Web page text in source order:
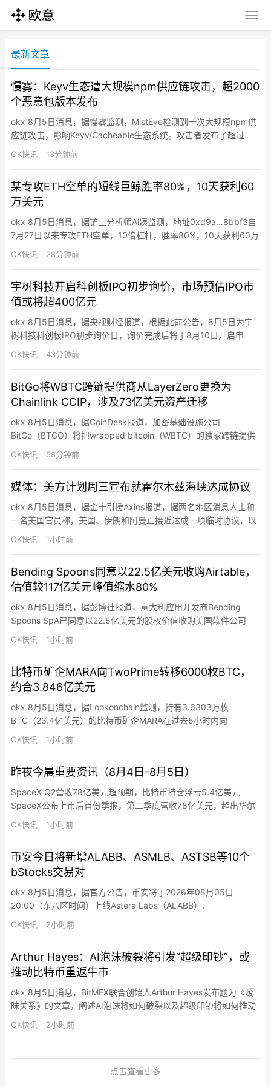
最新文章
慢雾：Keyv生态遭大规模npm供应链攻击，超2000
个恶意包版本发布
okx 8月5日消息，据慢雾监测，MistEye检测到一次大规模npm供
应链攻击，影响Keyv/Cacheable生态系统。攻击者发布了超过
2,000个恶意包版本，包括keyv@6.0.0。Keyv是广泛使用的键值
存储抽象库，支持Redis、SQLite、PostgreSQL、MongoDB等后
法…
OK快讯 13分钟前
某专攻ETH空单的短线巨鲸胜率80%，10天获利60
万美元
okx 8月5日消息，据链上分析师Ai姨监测，地址0xd9a…8bbf3自
7月27日以来专攻ETH空单，10倍杠杆，胜率80%，10天获利60万
美元。其20次做空中半数持仓仅约1小时，10分钟前再次开启
1.451962万枚ETH空单（2721万美元），开仓价1874.2美元，每
OK快讯 28分钟前
宇树科技开启科创板IPO初步询价，市场预估IPO市
值或将超400亿元
okx 8月5日消息，据央视财经报道，根据此前公告，8月5日为宇
树科技科创板IPO初步询价日，询价完成后将于8月10日开启申
购，网上、网下申购日均为8月10日，缴款截止日为8月12日。8月
5日初步询价期间为 9:30—15:00，保荐人（主承销商）开展网下
发行价格、确定有效报价投资者及其可申购股数，…
OK快讯 43分钟前
BitGo将WBTC跨链提供商从LayerZero更换为
Chainlink CCIP，涉及73亿美元资产迁移
okx 8月5日消息，据CoinDesk报道，加密基础设施公司
BitGo（BTGO）将把wrapped bitcoin（WBTC）的独家跨链提供
商从LayerZero更换为Chainlink，涉及73亿美元WBTC的迁移。这
一系列迁移始于Kelp DAO的LayerZero跨链桥遭2.92亿美元攻击后
OK快讯 58分钟前
媒体：美方计划周三宣布就霍尔木兹海峡达成协议
okx 8月5日消息，据金十引援Axios报道，据两名地区消息人士和
一名美国官员称，美国、伊朗和阿曼正接近达成一项临时协议，以
重新开放霍尔木兹海峡，美国方面计划于周三宣布此事。这一初步
协议将满足伊朗对霍尔木兹海峡交通管控权的若干要求——这是战
协议将在霍尔木兹海峡建立一个为期60天的临时安排，且安排时
间…
OK快讯 1小时前
Bending Spoons同意以22.5亿美元收购Airtable，
估值较117亿美元峰值缩水80%
okx 8月5日消息，据彭博社报道，意大利应用开发商Bending
Spoons SpA已同意以22.5亿美元的股权价值收购美国软件公司
Airtable，将以全现金交易完成。扣除Airtable账上约9.65亿美元净
现金后，企业价值约为12.9亿美元。这一价格较Airtable在2021年
又一例证…
OK快讯 1小时前
比特币矿企MARA向TwoPrime转移6000枚BTC，
约合3.846亿美元
okx 8月5日消息，据Lookonchain监测，持有3.6303万枚
BTC（23.4亿美元）的比特币矿企MARA在过去5小时内向
TwoPrime转移6000枚BTC（3.846亿美元）。该转移不一定是出
售，可能用于资产管理。
OK快讯 1小时前
昨夜今晨重要资讯（8月4日-8月5日）
SpaceX Q2营收78亿美元超预期，比特币持仓浮亏5.4亿美元
SpaceX公布上市后首份季报，第二季度营收78亿美元，超出华尔
街预期的69亿美元，净亏损收窄至5.41亿美元，调整后EBITDA达
35亿美元，同比增长近两倍。 据SEC文件披露，SpaceX持有
2025年底的16.4亿美元降至…
OK快讯 1小时前
币安今日将新增ALABB、ASMLB、ASTSB等10个
bStocks交易对
okx 8月5日消息，据官方公告，币安将于2026年08月05日
20:00（东八区时间）上线Astera Labs（ALABB）、
ASML（ASMLB）、AST SpaceMobile（ASTSB）、BitMine
Immersion Technologies（BMNRB）、Coherent（COHRB）、
OK快讯 2小时前
Arthur Hayes：AI泡沫破裂将引发“超级印钞”，或
推动比特币重返牛市
okx 8月5日消息，BitMEX联合创始人Arthur Hayes发布题为《暧
昧关系》的文章，阐述AI泡沫将如何破裂以及超级印钞将如何推动
市场重返牛市。Hayes认为，核心分歧在于市场如何定义AI资本支
出——是技术投资还是房地产投资。他倾向于后者，认为这数万亿
沫破裂的…
OK快讯 2小时前
点击查看更多